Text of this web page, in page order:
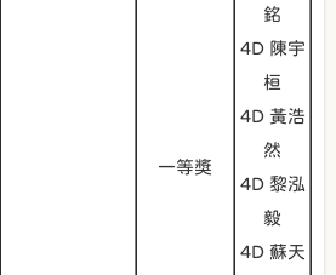
一等獎
銘
4D 陳宇
桓
4D 黃浩
然
4D 黎泓
毅
4D 蘇天